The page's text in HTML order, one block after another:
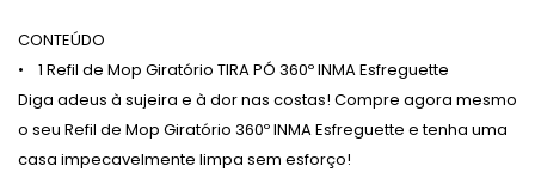
CONTEÚDO
• 1 Refil de Mop Giratório TIRA PÓ 360º INMA Esfreguette
Diga adeus à sujeira e à dor nas costas! Compre agora mesmo
o seu Refil de Mop Giratório 360º INMA Esfreguette e tenha uma
casa impecavelmente limpa sem esforço!